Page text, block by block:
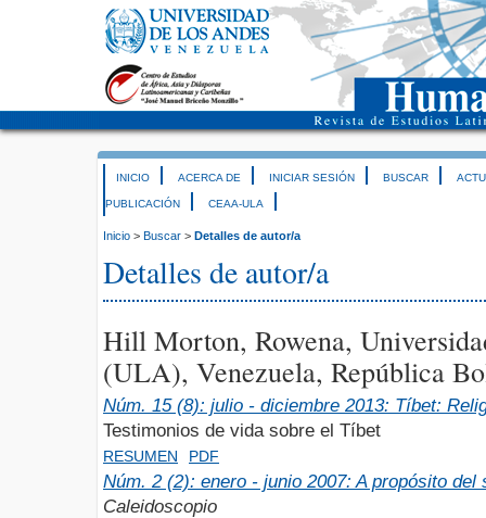
INICIO ACERCA DE INICIAR SESIÓN BUSCAR
PUBLICACIÓN CEAA-ULA
Inicio > Buscar > Detalles de autor/a
Detalles de autor/a
Hill Morton, Rowena,
(ULA), Venezuela, República
Núm. 15 (8): julio - diciembre 2013: Tíbet:
Testimonios de vida sobre el Tíbet
RESUMEN PDF
Núm. 2 (2): enero - junio 2007: A propósito
Caleidoscopio